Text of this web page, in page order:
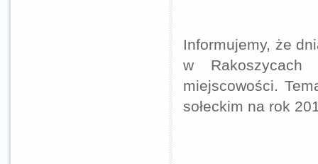
Informujemy, że
w Rakoszycach
miejscowości.
sołeckim na rok